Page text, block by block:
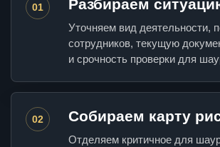
01 Разбираем
Уточняем вид деятельности,
сотрудников, текущую
и срочность проверки для
02 Собираем карту
Отделяем критичное для